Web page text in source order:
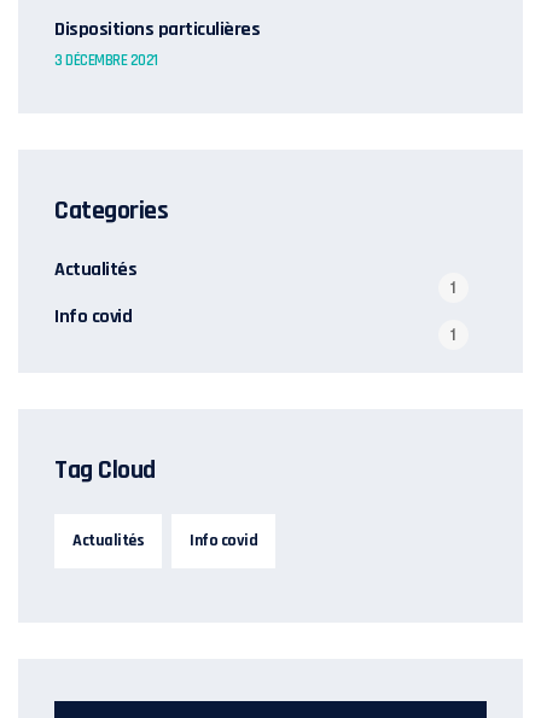
Dispositions particulières
3 DÉCEMBRE 2021
Categories
Actualités
1
Info covid
1
Tag Cloud
Actualités Info covid